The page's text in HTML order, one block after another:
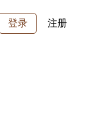
登录 注册